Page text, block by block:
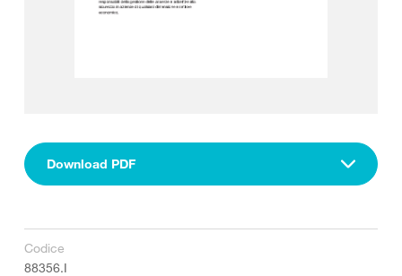
Download PDF
Codice
88356.I